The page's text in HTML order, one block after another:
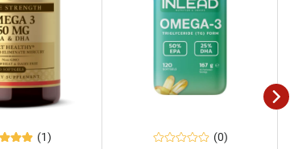
(1) (0)